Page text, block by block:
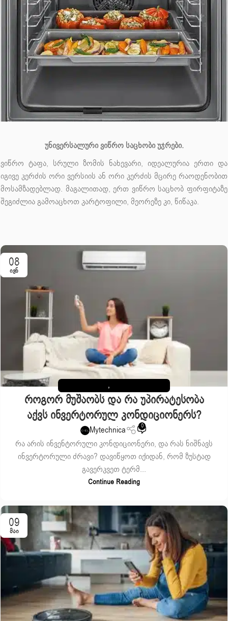
უნივერსალური ვიწრო საცხობი უჯრები.
ვიწრო ტაფა, სრული ზომის ნახევარი, იდეალურია ერთი და
იგივე კერძის ორი ვერსიის ან ორი კერძის მცირე რაოდენობით
მოსამზადებლად. მაგალითად, ერთ ვიწრო საცხობ ფირფიტაზე
შეგიძლია გამოაცხოთ კარტოფილი, მეორეზე კი, წიწაკა.
08
ᲘᲕᲜ
,
Როგორ Მუშაობს Და Რა Უპირატესობა
Აქვს Ინვერტორულ Კონდიციონერს?
Mytechnica 0
რა არის ინვენტორული კონდიციონერი, და რას ნიშნავს
ინვერტორული ძრავი? დავიწყოთ იქიდან, რომ ზუსტად
გავერკვეთ ტერმ...
Continue Reading
09
ᲛᲐᲘ